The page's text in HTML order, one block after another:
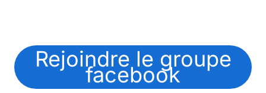
Rejoindre le groupe
facebook